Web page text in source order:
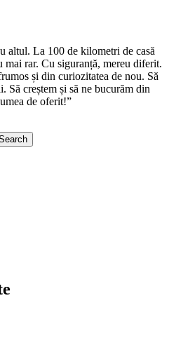
altul. La 100 de kilometri de casă
mai rar. Cu siguranță, mereu diferit.
și din curiozitatea de nou. Să
Să creștem și să ne bucurăm din
de oferit!”